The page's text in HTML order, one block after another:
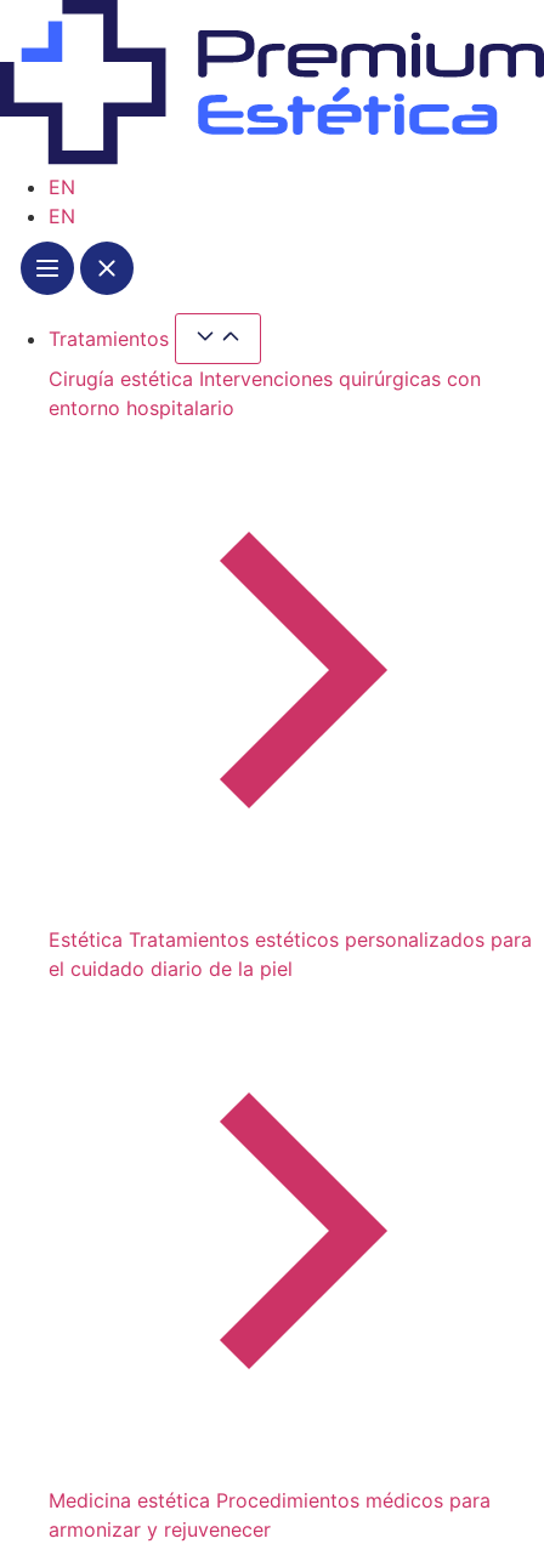
EN
EN
Tratamientos Cerrar Tratamientos
Cirugía estética Intervenciones quirúrgicas con
entorno hospitalario
Estética Tratamientos estéticos personalizados para
el cuidado diario de la piel
Medicina estética Procedimientos médicos para
armonizar y rejuvenecer